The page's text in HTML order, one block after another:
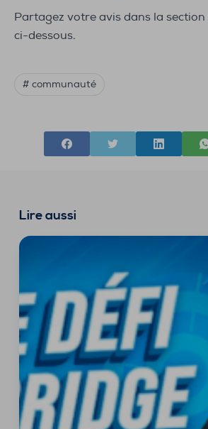
Partagez votre avis dans la section
ci-dessous.
# communauté
Lire aussi